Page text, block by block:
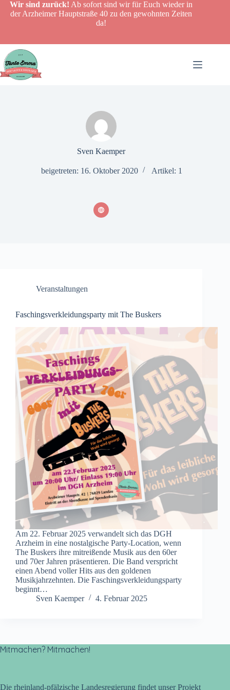
Zum
Inhalt
Wir sind zurück! Ab sofort sind wir für Euch wieder in
der Arzheimer Hauptstraße 40 zu den gewohnten Zeiten
da!
Sven Kaemper
beigetreten: 16. Oktober 2020 Artikel: 1
Veranstaltungen
Faschingsverkleidungsparty mit The Buskers
Am 22. Februar 2025 verwandelt sich das DGH
Arzheim in eine nostalgische Party-Location, wenn
The Buskers ihre mitreißende Musik aus den 60er
und 70er Jahren präsentieren. Die Band verspricht
einen Abend voller Hits aus den goldenen
Musikjahrzehnten. Die Faschingsverkleidungsparty
beginnt…
Sven Kaemper
4. Februar 2025
Mitmachen? Mitmachen!
Die rheinland-pfälzische Landesregierung findet unser Projekt